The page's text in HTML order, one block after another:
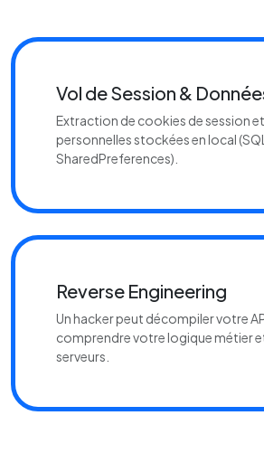
Vol de Session &
Extraction de cookies de session
personnelles stockées en local
SharedPreferences).
Reverse Engineering
Un hacker peut décompiler votre
comprendre votre logique métier
serveurs.